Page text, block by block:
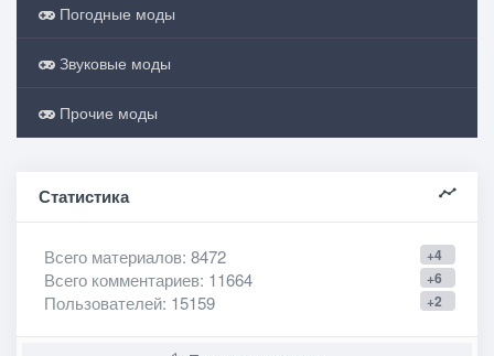
Погодные моды
Звуковые моды
Прочие моды
Статистика
+4
Всего материалов: 8472
+6
Всего комментариев: 11664
+2
Пользователей: 15159